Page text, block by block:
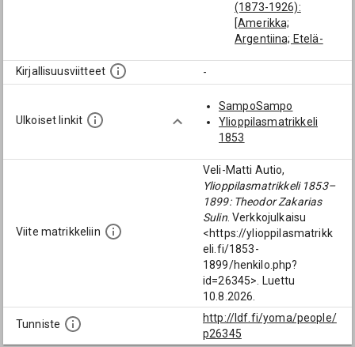
(1873-1926):
[Amerikka;
Argentiina; Etelä-
(1873-1937):
[taidemaalari;
Taidemaalari]
Standertskjöld,
Arthur (1877-1913):
[Amerikka;
Argentiina; Etelä-
Amerikka; Buenos
Aires]
Ilmoni, Arne Hjalmar
(1877-1960):
[taidemaalari; 1960-
1969]
Flodin, Karl Theodor
(1858-1925):
[Amerikka;
Kirjallisuusviitteet -
Ulkoiset linkit
SampoSampo
Ylioppilasmatrikkeli
1853
Viite matrikkeliin
Veli-Matti Autio,
Ylioppilasmatrikkeli 1853–
1899: Theodor Zakarias
Sulin. Verkkojulkaisu
<https://ylioppilasmatrikk
eli.fi/1853-
1899/henkilo.php?
id=26345>. Luettu
10.8.2026.
Tunniste
http://ldf.fi/yoma/people/
p26345